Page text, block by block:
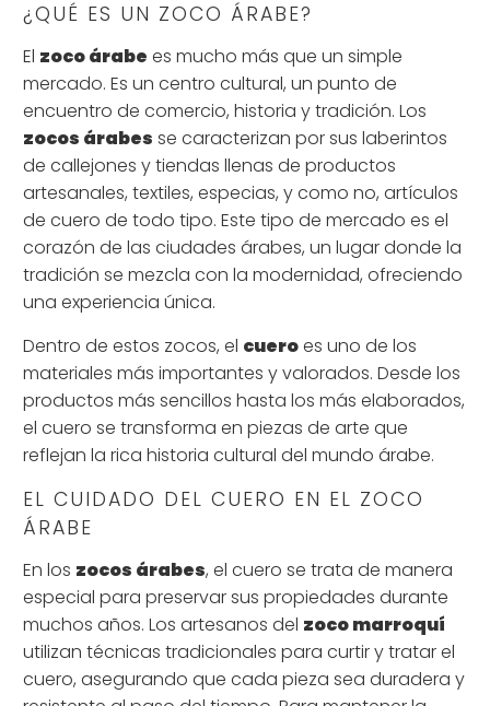
¿QUÉ ES UN ZOCO ÁRABE?
El zoco árabe es mucho más que un simple
mercado. Es un centro cultural, un punto de
encuentro de comercio, historia y tradición. Los
zocos árabes se caracterizan por sus laberintos
de callejones y tiendas llenas de productos
artesanales, textiles, especias, y como no, artículos
de cuero de todo tipo. Este tipo de mercado es el
corazón de las ciudades árabes, un lugar donde la
tradición se mezcla con la modernidad, ofreciendo
una experiencia única.
Dentro de estos zocos, el cueroes uno de los
materiales más importantes y valorados. Desde los
productos más sencillos hasta los más elaborados,
el cuero se transforma en piezas de arte que
reflejan la rica historia cultural del mundo árabe.
EL CUIDADO DEL CUERO EN EL ZOCO
ÁRABE
En los zocos árabes, el cuero se trata de manera
especial para preservar sus propiedades durante
muchos años. Los artesanos del zoco marroquí
utilizan técnicas tradicionales para curtir y tratar el
cuero, asegurando que cada pieza sea duradera y